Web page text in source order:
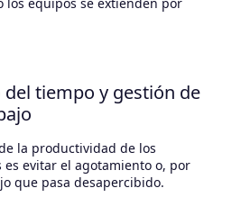
del tiempo y gestión de
la productividad de los
evitar el agotamiento o, por
que pasa desapercibido.